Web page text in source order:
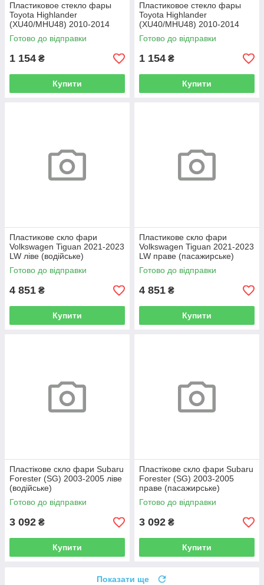
Пластиковое стекло фары
Toyota Highlander
(XU40/MHU48) 2010-2014
левое (водительское)
Готово до відправки
1 154 ₴
Купити
Пластиковое стекло фары
Toyota Highlander
(XU40/MHU48) 2010-2014
правое (пассажирское)
Готово до відправки
1 154 ₴
Купити
Пластикове скло фари
Volkswagen Tiguan 2021-2023
LW ліве (водійське)
Готово до відправки
4 851 ₴
Купити
Пластикове скло фари
Volkswagen Tiguan 2021-2023
LW праве (пасажирське)
Готово до відправки
4 851 ₴
Купити
Пластікове скло фари Subaru
Forester (SG) 2003-2005 ліве
(водійське)
Готово до відправки
3 092 ₴
Купити
Пластікове скло фари Subaru
Forester (SG) 2003-2005
праве (пасажирське)
Готово до відправки
3 092 ₴
Купити
Показати ще